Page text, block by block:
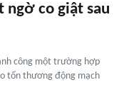
ngờ co giật sau
công một trường hợp
tổn thương động mạch